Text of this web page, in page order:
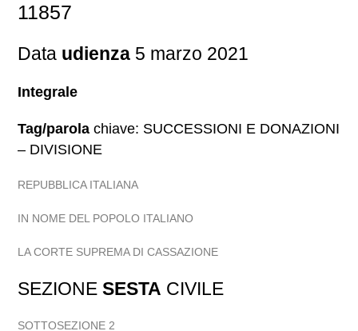
11857
Data udienza 5 marzo 2021
Integrale
Tag/parola chiave: SUCCESSIONI E DONAZIONI
– DIVISIONE
REPUBBLICA ITALIANA
IN NOME DEL POPOLO ITALIANO
LA CORTE SUPREMA DI CASSAZIONE
SEZIONESESTA CIVILE
SOTTOSEZIONE 2